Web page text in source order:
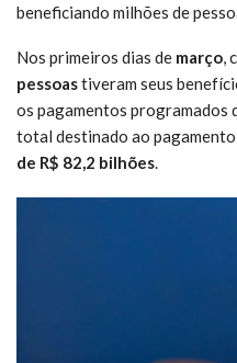
beneficiando milhões de
Nos primeiros dias de março,
pessoastiveram seus
os pagamentos programados
total destinado ao
de R$ 82,2 bilhões.